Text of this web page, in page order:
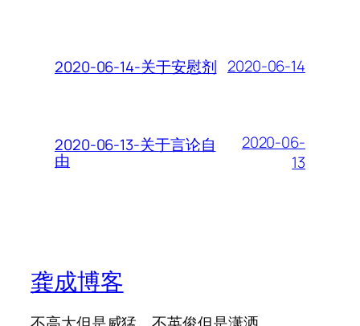
2020-06-14-关于安慰剂 2020-06-14
2020-06-13-关于言论自
由
2020-06-
13
龚成博客